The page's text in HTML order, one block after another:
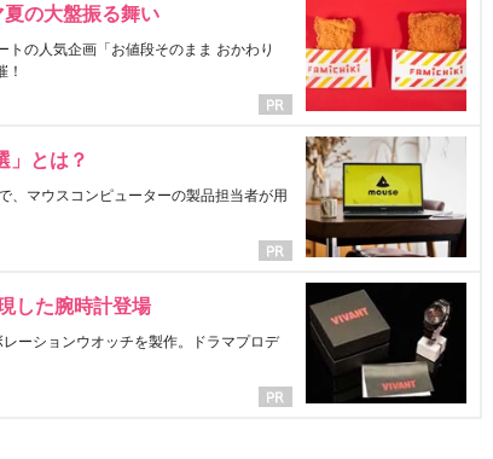
の大盤振る舞い
の人気企画「お値段そのまま おかわり
！
」とは？
、マウスコンピューターの製品担当者が用
した腕時計登場
ーションウオッチを製作。ドラマプロデ